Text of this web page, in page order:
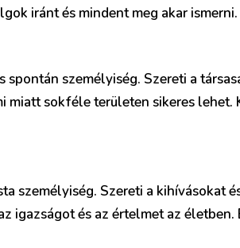
iránt és mindent meg akar ismerni.
személyiség. Szereti a
miatt sokféle területen sikeres lehet.
személyiség. Szereti a kihívásokat
igazságot és az értelmet az